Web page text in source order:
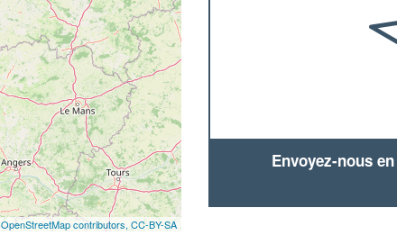
OpenStreetMap contributors, CC-BY-SA
Envoyez-nous